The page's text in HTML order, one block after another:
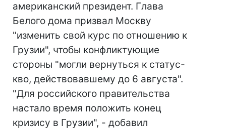
американский президент. Глава
Белого дома призвал Москву
"изменить свой курс по отношению к
Грузии", чтобы конфликтующие
стороны "могли вернуться к статус-
кво, действовавшему до 6 августа".
"Для российского правительства
настало время положить конец
кризису в Грузии", - добавил